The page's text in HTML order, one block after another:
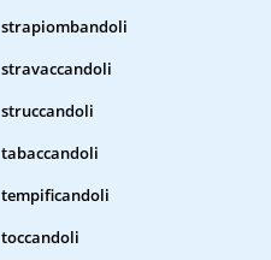
strapiombandoli
stravaccandoli
struccandoli
tabaccandoli
tempificandoli
toccandoli